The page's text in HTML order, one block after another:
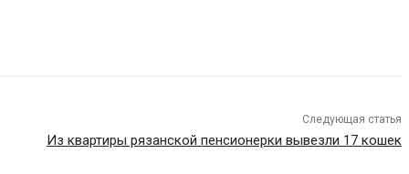
Следующая статья
Из квартиры рязанской пенсионерки вывезли 17 кошек